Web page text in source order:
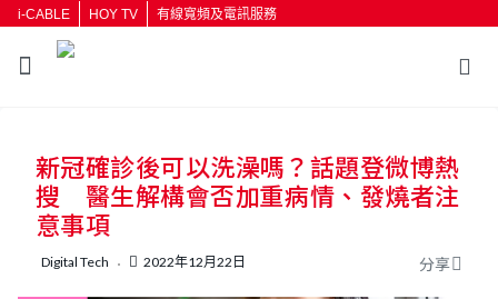
i-CABLE HOY TV 有線寬頻及電訊服務
按輸入鍵開始搜尋
新冠確診後可以洗澡嗎？話題登微博熱
搜 醫生解構會否加重病情、發燒者注
意事項
Digital Tech 2022年12月22日 分享